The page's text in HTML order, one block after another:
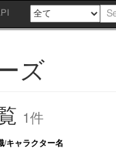
ズ
1件
/キャラクター名